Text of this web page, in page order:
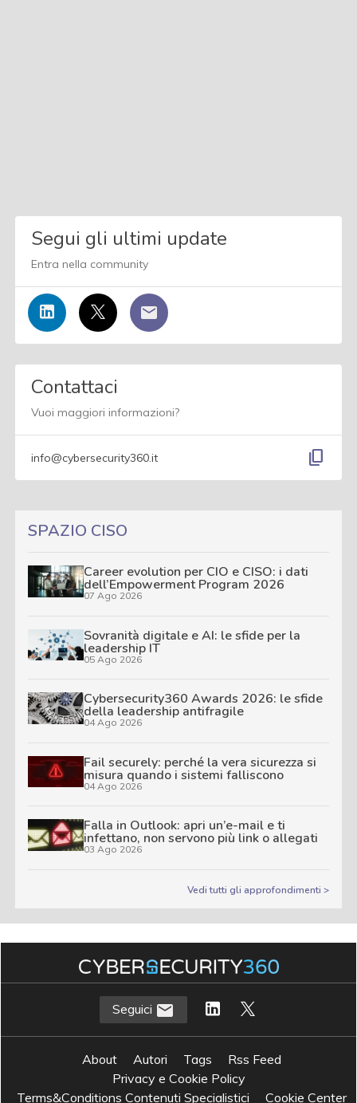
Segui gli ultimi update
Entra nella community
Contattaci
Vuoi maggiori informazioni?
info@cybersecurity360.it content_copy
SPAZIO CISO
Career evolution per CIO e CISO: i dati
dell’Empowerment Program 2026
07 Ago 2026
Sovranità digitale e AI: le sfide per la
leadership IT
05 Ago 2026
Cybersecurity360 Awards 2026: le sfide
della leadership antifragile
04 Ago 2026
Fail securely: perché la vera sicurezza si
misura quando i sistemi falliscono
04 Ago 2026
Falla in Outlook: apri un’e-mail e ti
infettano, non servono più link o allegati
03 Ago 2026
Vedi tutti gli approfondimenti >
Seguici
About Autori Tags
Rss Feed
Privacy e Cookie Policy
Terms&Conditions Contenuti Specialistici
Cookie Center